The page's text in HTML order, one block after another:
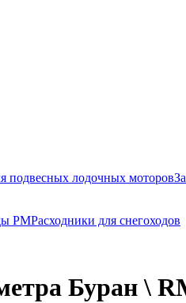
подвесных лодочных моторов
РМРасходники для снегоходов
Буран \